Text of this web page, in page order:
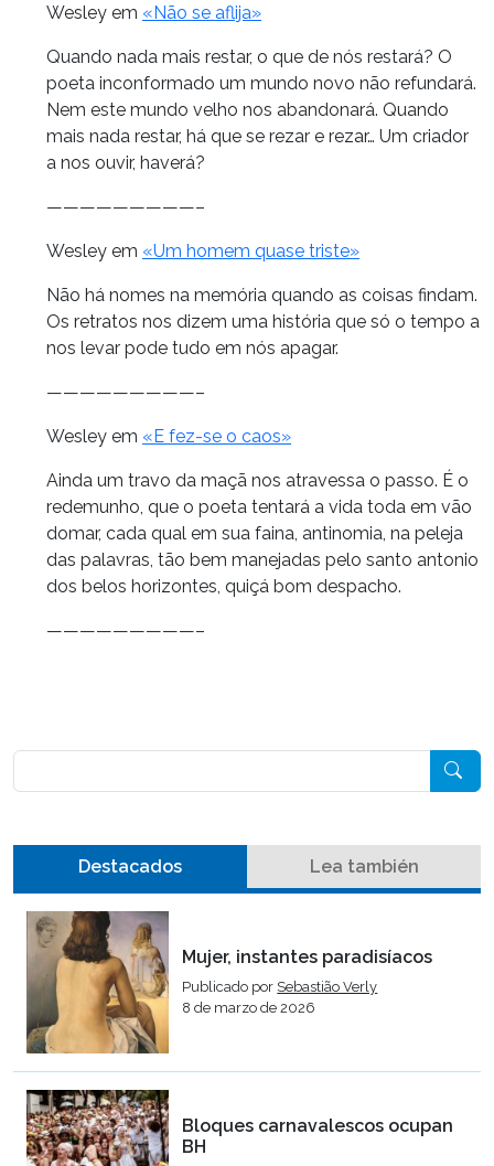
Wesley em «Não se aflija»
Quando nada mais restar, o que de nós restará? O
poeta inconformado um mundo novo não refundará.
Nem este mundo velho nos abandonará. Quando
mais nada restar, há que se rezar e rezar… Um criador
a nos ouvir, haverá?
—————————–
Wesley em «Um homem quase triste»
Não há nomes na memória quando as coisas findam.
Os retratos nos dizem uma história que só o tempo a
nos levar pode tudo em nós apagar.
—————————–
Wesley em «E fez-se o caos»
Ainda um travo da maçã nos atravessa o passo. É o
redemunho, que o poeta tentará a vida toda em vão
domar, cada qual em sua faina, antinomia, na peleja
das palavras, tão bem manejadas pelo santo antonio
dos belos horizontes, quiçá bom despacho.
—————————–
Destacados Lea también
Mujer, instantes paradisíacos
Publicado por Sebastião Verly
8 de marzo de 2026
Bloques carnavalescos ocupan
BH